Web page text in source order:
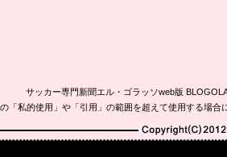
サッカー専門新聞エル・ゴラッソweb版
「私的使用」や「引用」の範囲を超えて使用する場
Copyright(C)2010-